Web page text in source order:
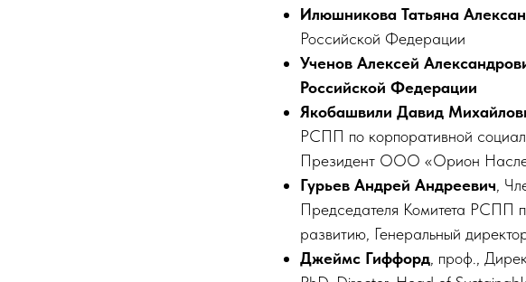
Илюшникова Татьяна
Российской Федерации
Ученов Алексей
Российской Федерации
Якобашвили Давид
РСПП по корпоративной
Президент ООО «Орион
Гурьев Андрей Андреевич,
Председателя Комитета РСПП
развитию, Генеральный
Джеймс Гиффорд, проф.,